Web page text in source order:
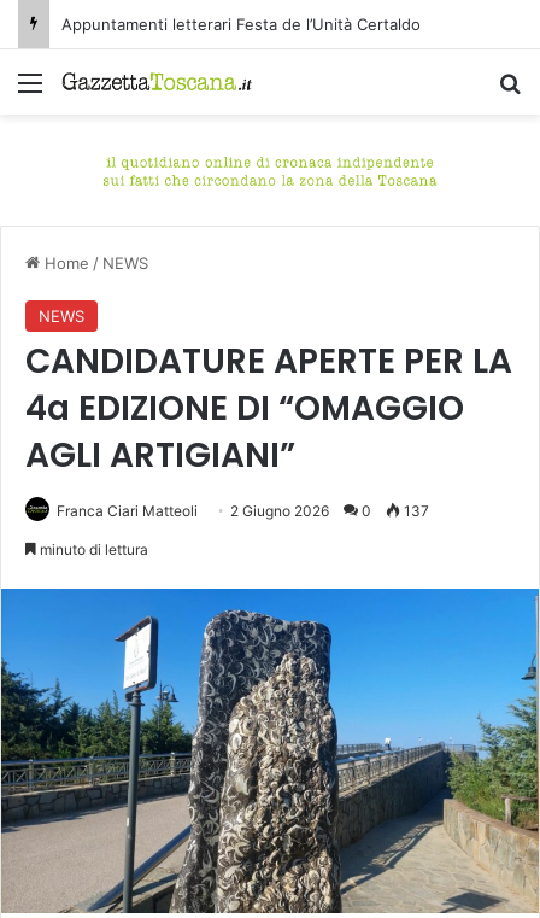
Appuntamenti letterari Festa de l’Unità Certaldo
Menu
Home / NEWS
NEWS
CANDIDATURE APERTE PER LA
4a EDIZIONE DI “OMAGGIO
AGLI ARTIGIANI”
Franca Ciari Matteoli 2 Giugno 2026 0 137
minuto di lettura